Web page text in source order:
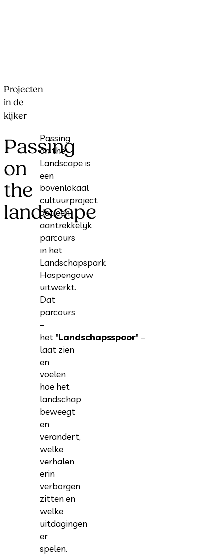
Projecten
in de
kijker
Passing
on
the
landscape
Passing
on the
Landscape is
een
bovenlokaal
cultuurproject
dat een
aantrekkelijk
parcours
in het
Landschapspark
Haspengouw
uitwerkt.
Dat
parcours
–
het 'Landschapsspoor' –
laat zien
en
voelen
hoe het
landschap
beweegt
en
verandert,
welke
verhalen
erin
verborgen
zitten en
welke
uitdagingen
er
spelen.